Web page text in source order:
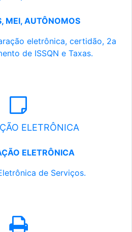
MEI, AUTÔNOMOS
eletrônica, certidão, 2a
de ISSQN e Taxas.
ELETRÔNICA
ELETRÔNICA
de Serviços.